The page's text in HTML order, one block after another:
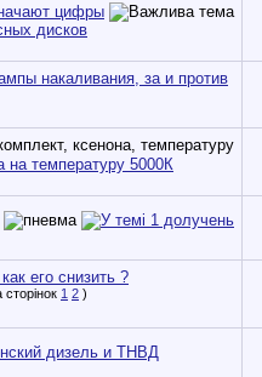
цифры
дисков
накаливания, за и против
на температуру 5000К
его снизить ?
1 2 )
дизель и ТНВД